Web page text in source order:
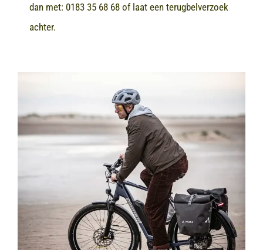
dan met: 0183 35 68 68of laat een terugbelverzoek
achter.